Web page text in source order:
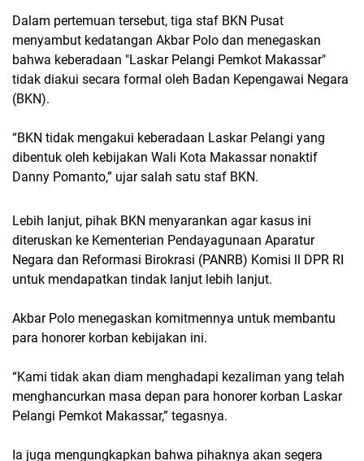
Dalam pertemuan tersebut, tiga staf BKN Pusat
menyambut kedatangan Akbar Polo dan menegaskan
bahwa keberadaan "Laskar Pelangi Pemkot Makassar"
tidak diakui secara formal oleh Badan Kepengawai Negara
(BKN).
“BKN tidak mengakui keberadaan Laskar Pelangi yang
dibentuk oleh kebijakan Wali Kota Makassar nonaktif
Danny Pomanto,” ujar salah satu staf BKN.
Lebih lanjut, pihak BKN menyarankan agar kasus ini
diteruskan ke Kementerian Pendayagunaan Aparatur
Negara dan Reformasi Birokrasi (PANRB) Komisi ll DPR RI
untuk mendapatkan tindak lanjut lebih lanjut.
Akbar Polo menegaskan komitmennya untuk membantu
para honorer korban kebijakan ini.
“Kami tidak akan diam menghadapi kezaliman yang telah
menghancurkan masa depan para honorer korban Laskar
Pelangi Pemkot Makassar,” tegasnya.
Ia juga mengungkapkan bahwa pihaknya akan segera